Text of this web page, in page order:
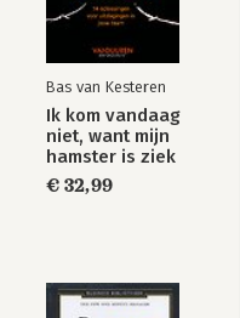
Bas van Kesteren
Ik kom vandaag
niet, want mijn
hamster is ziek
€ 32,99